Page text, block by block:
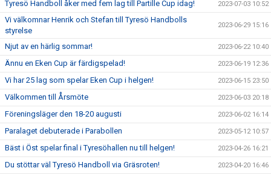
Tyresö Handboll åker med fem lag till Partille Cup idag! 2023-07-03 10:52
Vi välkomnar Henrik och Stefan till Tyresö Handbolls
styrelse
2023-06-29 15:16
Njut av en härlig sommar! 2023-06-22 10:40
Ännu en Eken Cup är färdigspelad! 2023-06-19 12:36
Vi har 25 lag som spelar Eken Cup i helgen! 2023-06-15 23:50
Välkommen till Årsmöte 2023-06-03 20:18
Föreningsläger den 18-20 augusti 2023-06-02 16:14
Paralaget debuterade i Parabollen 2023-05-12 10:57
Bäst i Öst spelar final i Tyresöhallen nu till helgen! 2023-04-26 16:21
Du stöttar väl Tyresö Handboll via Gräsroten! 2023-04-20 16:46